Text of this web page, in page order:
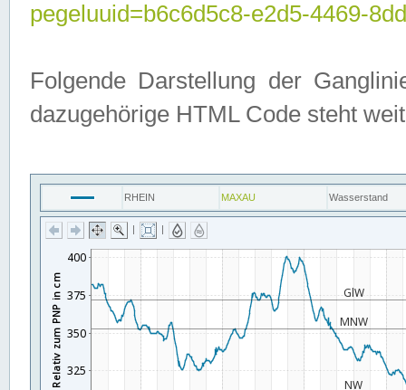
pegeluuid=b6c6d5c8-e2d5-4469-
Folgende Darstellung der
dazugehörige HTML Code steht